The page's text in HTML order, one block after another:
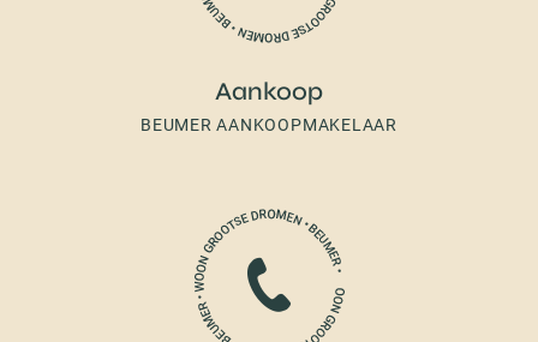
Aankoop
BEUMER AANKOOPMAKELAAR